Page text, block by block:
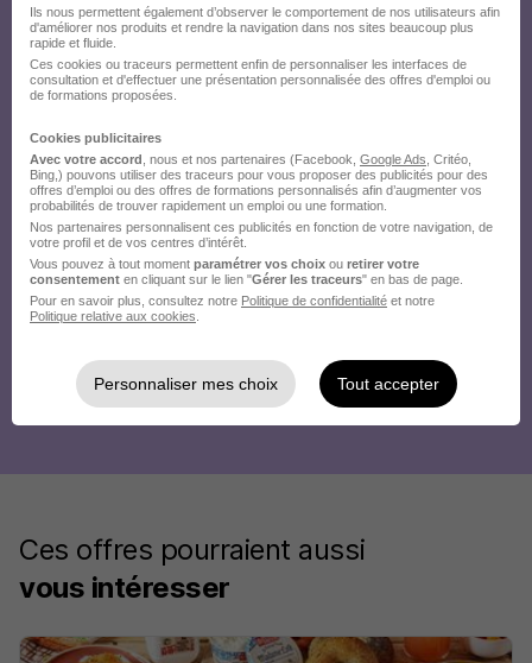
Ces offres pourraient aussi
vous intéresser
Ils nous permettent également d’observer le comportement de nos utilisateurs afin
d'améliorer nos produits et rendre la navigation dans nos sites beaucoup plus
rapide et fluide.
Ces cookies ou traceurs permettent enfin de personnaliser les interfaces de
consultation et d'effectuer une présentation personnalisée des offres d'emploi ou
de formations proposées.
Cookies publicitaires
Avec votre accord , nous et nos partenaires (Facebook, Google Ads , Critéo,
Bing,) pouvons utiliser des traceurs pour vous proposer des publicités pour des
offres d’emploi ou des offres de formations personnalisés afin d’augmenter vos
probabilités de trouver rapidement un emploi ou une formation.
Nos partenaires personnalisent ces publicités en fonction de votre navigation, de
votre profil et de vos centres d’intérêt.
Vous pouvez à tout moment paramétrer vos choix ou retirer votre
consentement en cliquant sur le lien "Gérer les traceurs" en bas de page.
Pour en savoir plus, consultez notre Politique de confidentialité et notre
Politique relative aux cookies
Personnaliser mes choix Tout accepter